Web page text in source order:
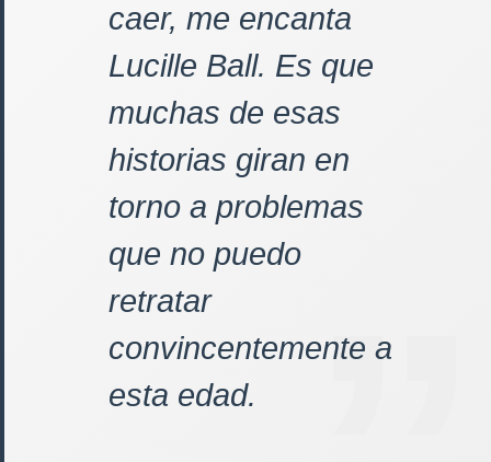
caer, me encanta
Lucille Ball. Es que
muchas de esas
historias giran en
torno a problemas
que no puedo
retratar
convincentemente a
esta edad.